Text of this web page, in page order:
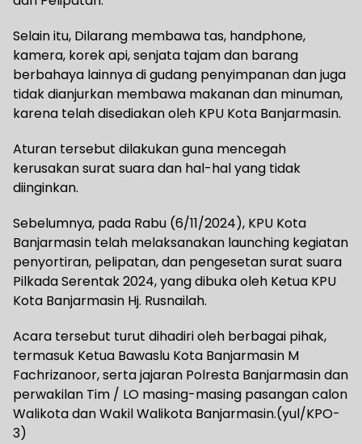
Selain itu, Dilarang membawa tas, handphone,
kamera, korek api, senjata tajam dan barang
berbahaya lainnya di gudang penyimpanan dan juga
tidak dianjurkan membawa makanan dan minuman,
karena telah disediakan oleh KPU Kota Banjarmasin.
Aturan tersebut dilakukan guna mencegah
kerusakan surat suara dan hal-hal yang tidak
diinginkan.
Sebelumnya, pada Rabu (6/11/2024), KPU Kota
Banjarmasin telah melaksanakan launching kegiatan
penyortiran, pelipatan, dan pengesetan surat suara
Pilkada Serentak 2024, yang dibuka oleh Ketua KPU
Kota Banjarmasin Hj. Rusnailah.
Acara tersebut turut dihadiri oleh berbagai pihak,
termasuk Ketua Bawaslu Kota Banjarmasin M
Fachrizanoor, serta jajaran Polresta Banjarmasin dan
perwakilan Tim / LO masing-masing pasangan calon
Walikota dan Wakil Walikota Banjarmasin.(yul/KPO-
3)